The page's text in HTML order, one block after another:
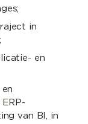
in
en
van BI, in